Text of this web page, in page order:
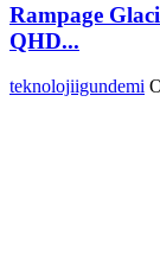
Rampage
QHD...
teknolojiigundemi